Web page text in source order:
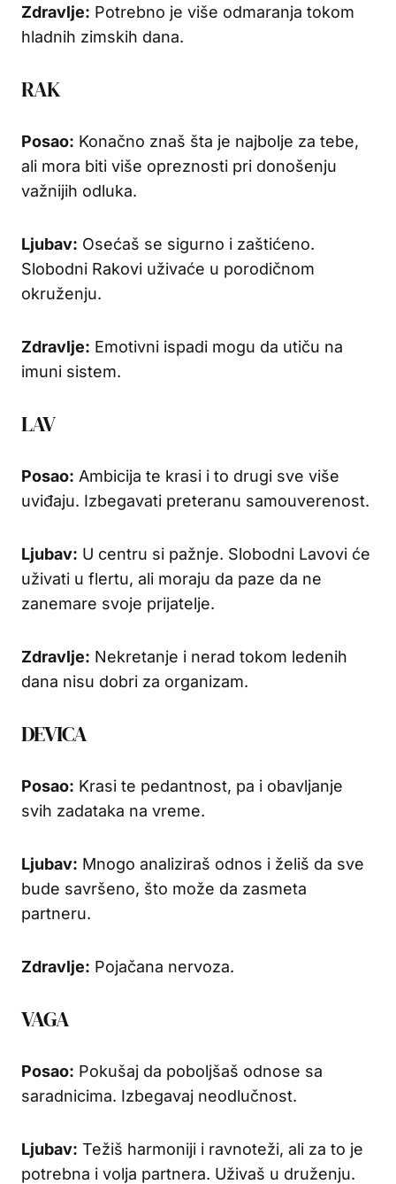
Zdravlje: Potrebno je više odmaranja tokom
hladnih zimskih dana.
RAK
Posao: Konačno znaš šta je najbolje za tebe,
ali mora biti više opreznosti pri donošenju
važnijih odluka.
Ljubav: Osećaš se sigurno i zaštićeno.
Slobodni Rakovi uživaće u porodičnom
okruženju.
Zdravlje: Emotivni ispadi mogu da utiču na
imuni sistem.
LAV
Posao: Ambicija te krasi i to drugi sve više
uviđaju. Izbegavati preteranu samouverenost.
Ljubav: U centru si pažnje. Slobodni Lavovi će
uživati u flertu, ali moraju da paze da ne
zanemare svoje prijatelje.
Zdravlje: Nekretanje i nerad tokom ledenih
dana nisu dobri za organizam.
DEVICA
Posao: Krasi te pedantnost, pa i obavljanje
svih zadataka na vreme.
Ljubav: Mnogo analiziraš odnos i želiš da sve
bude savršeno, što može da zasmeta
partneru.
Zdravlje: Pojačana nervoza.
VAGA
Posao: Pokušaj da poboljšaš odnose sa
saradnicima. Izbegavaj neodlučnost.
Ljubav: Težiš harmoniji i ravnoteži, ali za to je
potrebna i volja partnera. Uživaš u druženju.